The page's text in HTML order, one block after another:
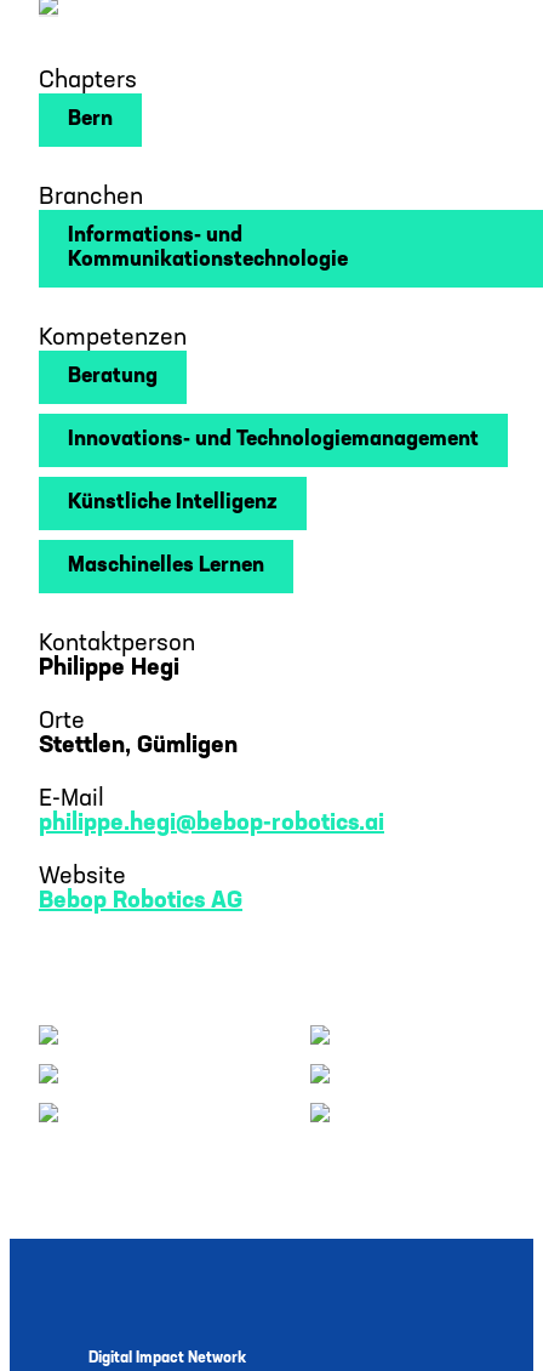
Chapters
Bern
Branchen
Informations- und
Kommunikationstechnologie
Kompetenzen
Beratung
Innovations- und Technologiemanagement
Künstliche Intelligenz
Maschinelles Lernen
Kontaktperson
Philippe Hegi
Orte
Stettlen, Gümligen
E-Mail
philippe.hegi@bebop-robotics.ai
Website
Bebop Robotics AG
Digital Impact Network